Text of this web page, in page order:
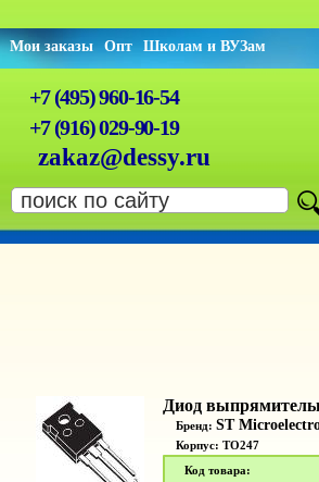
Мои заказы Опт Школам и ВУЗам
+7 (495) 960-16-54
+7 (916) 029-90-19
zakaz@dessy.ru
Диод
Бренд: ST
Корпус: TO247
Код товара: